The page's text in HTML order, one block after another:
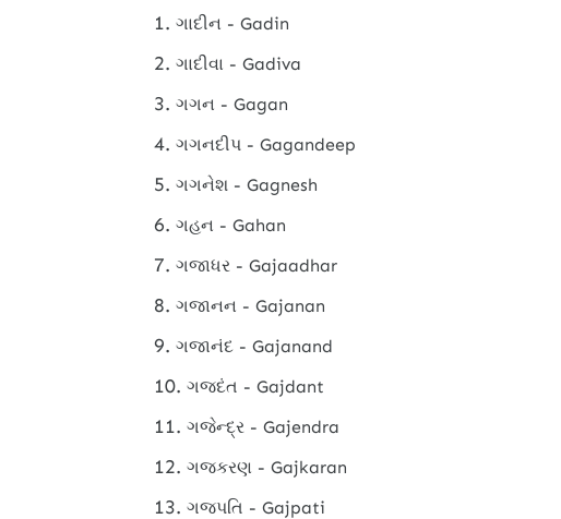
ગાદીન - Gadin
ગાદીવા - Gadiva
ગગન - Gagan
ગગનદીપ - Gagandeep
ગગનેશ - Gagnesh
ગહન - Gahan
ગજાધર - Gajaadhar
ગજાનન - Gajanan
ગજાનંદ - Gajanand
ગજદંત - Gajdant
ગજેન્દ્ર - Gajendra
ગજકરણ - Gajkaran
ગજપતિ - Gajpati